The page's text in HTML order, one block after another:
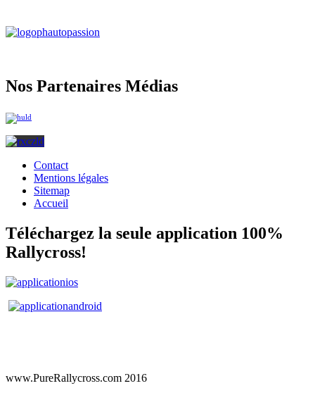
Nos Partenaires Médias
Contact
Mentions légales
Sitemap
Accueil
Téléchargez la seule application 100%
Rallycross!
www.PureRallycross.com 2016